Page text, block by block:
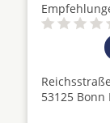
53125 Bonn